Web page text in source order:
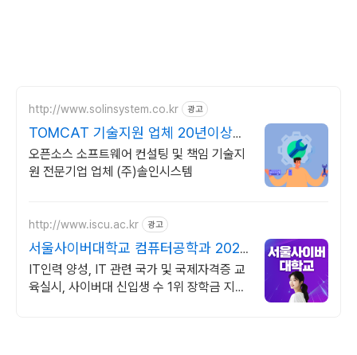
http://www.solinsystem.co.kr 광고
TOMCAT 기술지원 업체 20년이상
기술지원 노하우
오픈소스 소프트웨어 컨설팅 및 책임 기술지
원 전문기업 업체 (주)솔인시스템
http://www.iscu.ac.kr 광고
서울사이버대학교 컴퓨터공학과 2026
가을학기 신편입생
IT인력 양성, IT 관련 국가 및 국제자격증 교
육실시, 사이버대 신입생 수 1위 장학금 지급